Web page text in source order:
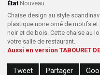
État Nouveau
Chaise design au style
plastique noire orné de motifs
noir et de bois. Cette chaise au
votre salle de restaurant.
Aussi en version TABOURET
Tweet Partager